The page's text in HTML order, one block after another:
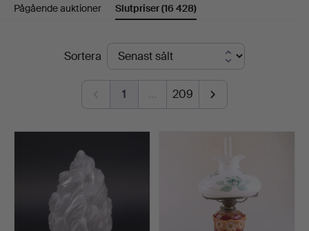
Pågående auktioner Slutpriser(16 428)
SlutpriserSortera
1 … 209